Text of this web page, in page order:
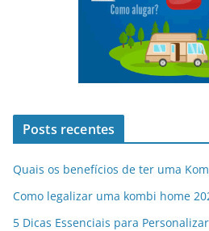
Posts recentes
Quais os benefícios de ter uma
Como legalizar uma kombi home
5 Dicas Essenciais para